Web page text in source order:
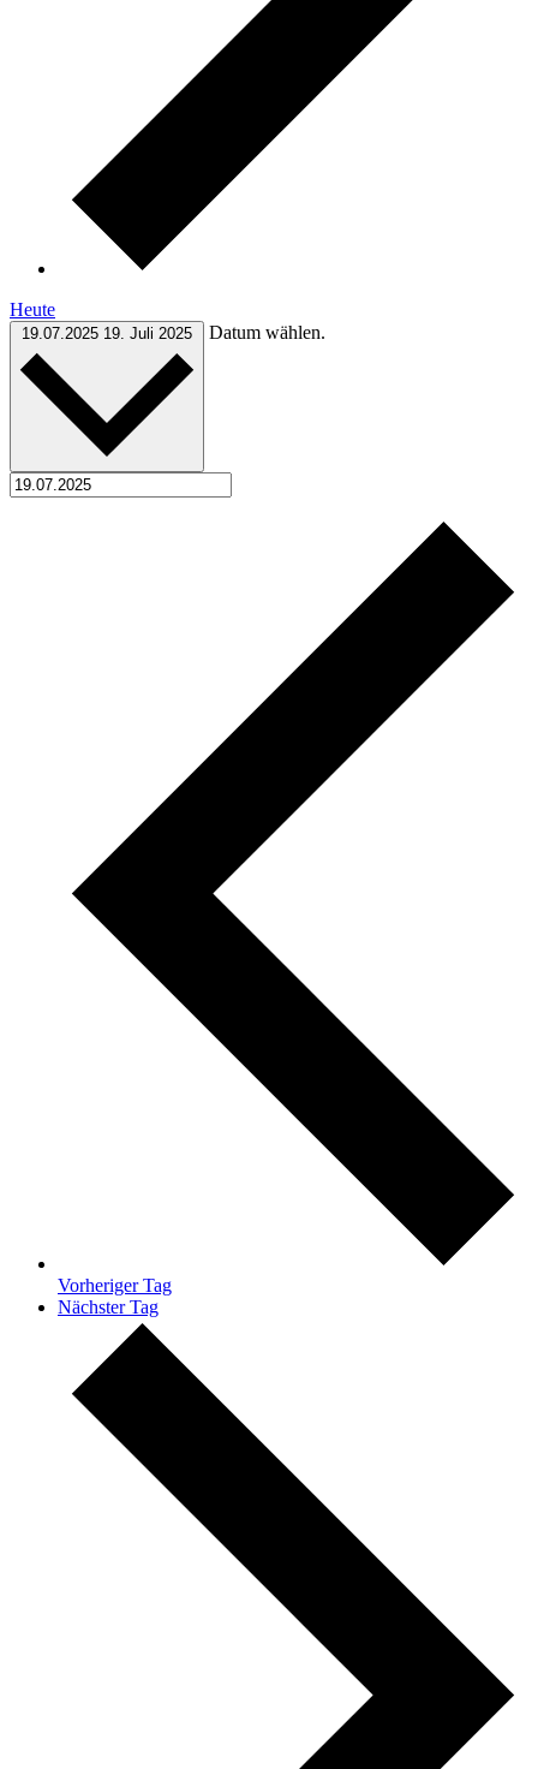
Heute
19.07.2025 19. Juli 2025 Datum wählen.
Vorheriger Tag
Nächster Tag